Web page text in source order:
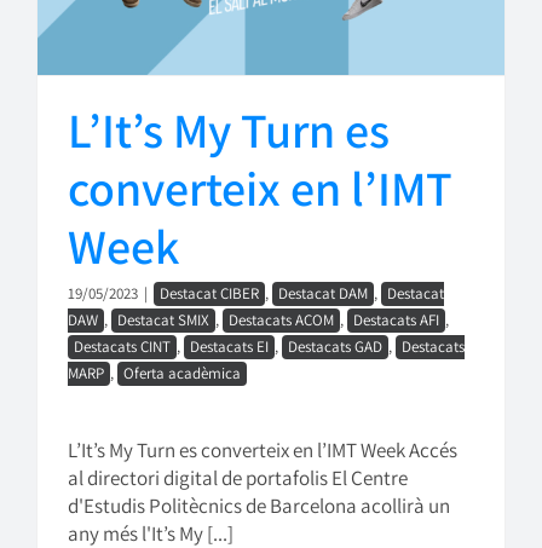
L’It’s My Turn es
converteix en l’IMT
Week
19/05/2023 | Destacat CIBER , Destacat DAM , Destacat
DAW , Destacat SMIX , Destacats ACOM , Destacats AFI ,
Destacats CINT , Destacats EI , Destacats GAD , Destacats
MARP , Oferta acadèmica
L’It’s My Turn es converteix en l’IMT Week Accés
al directori digital de portafolis El Centre
d'Estudis Politècnics de Barcelona acollirà un
any més l'It’s My [...]